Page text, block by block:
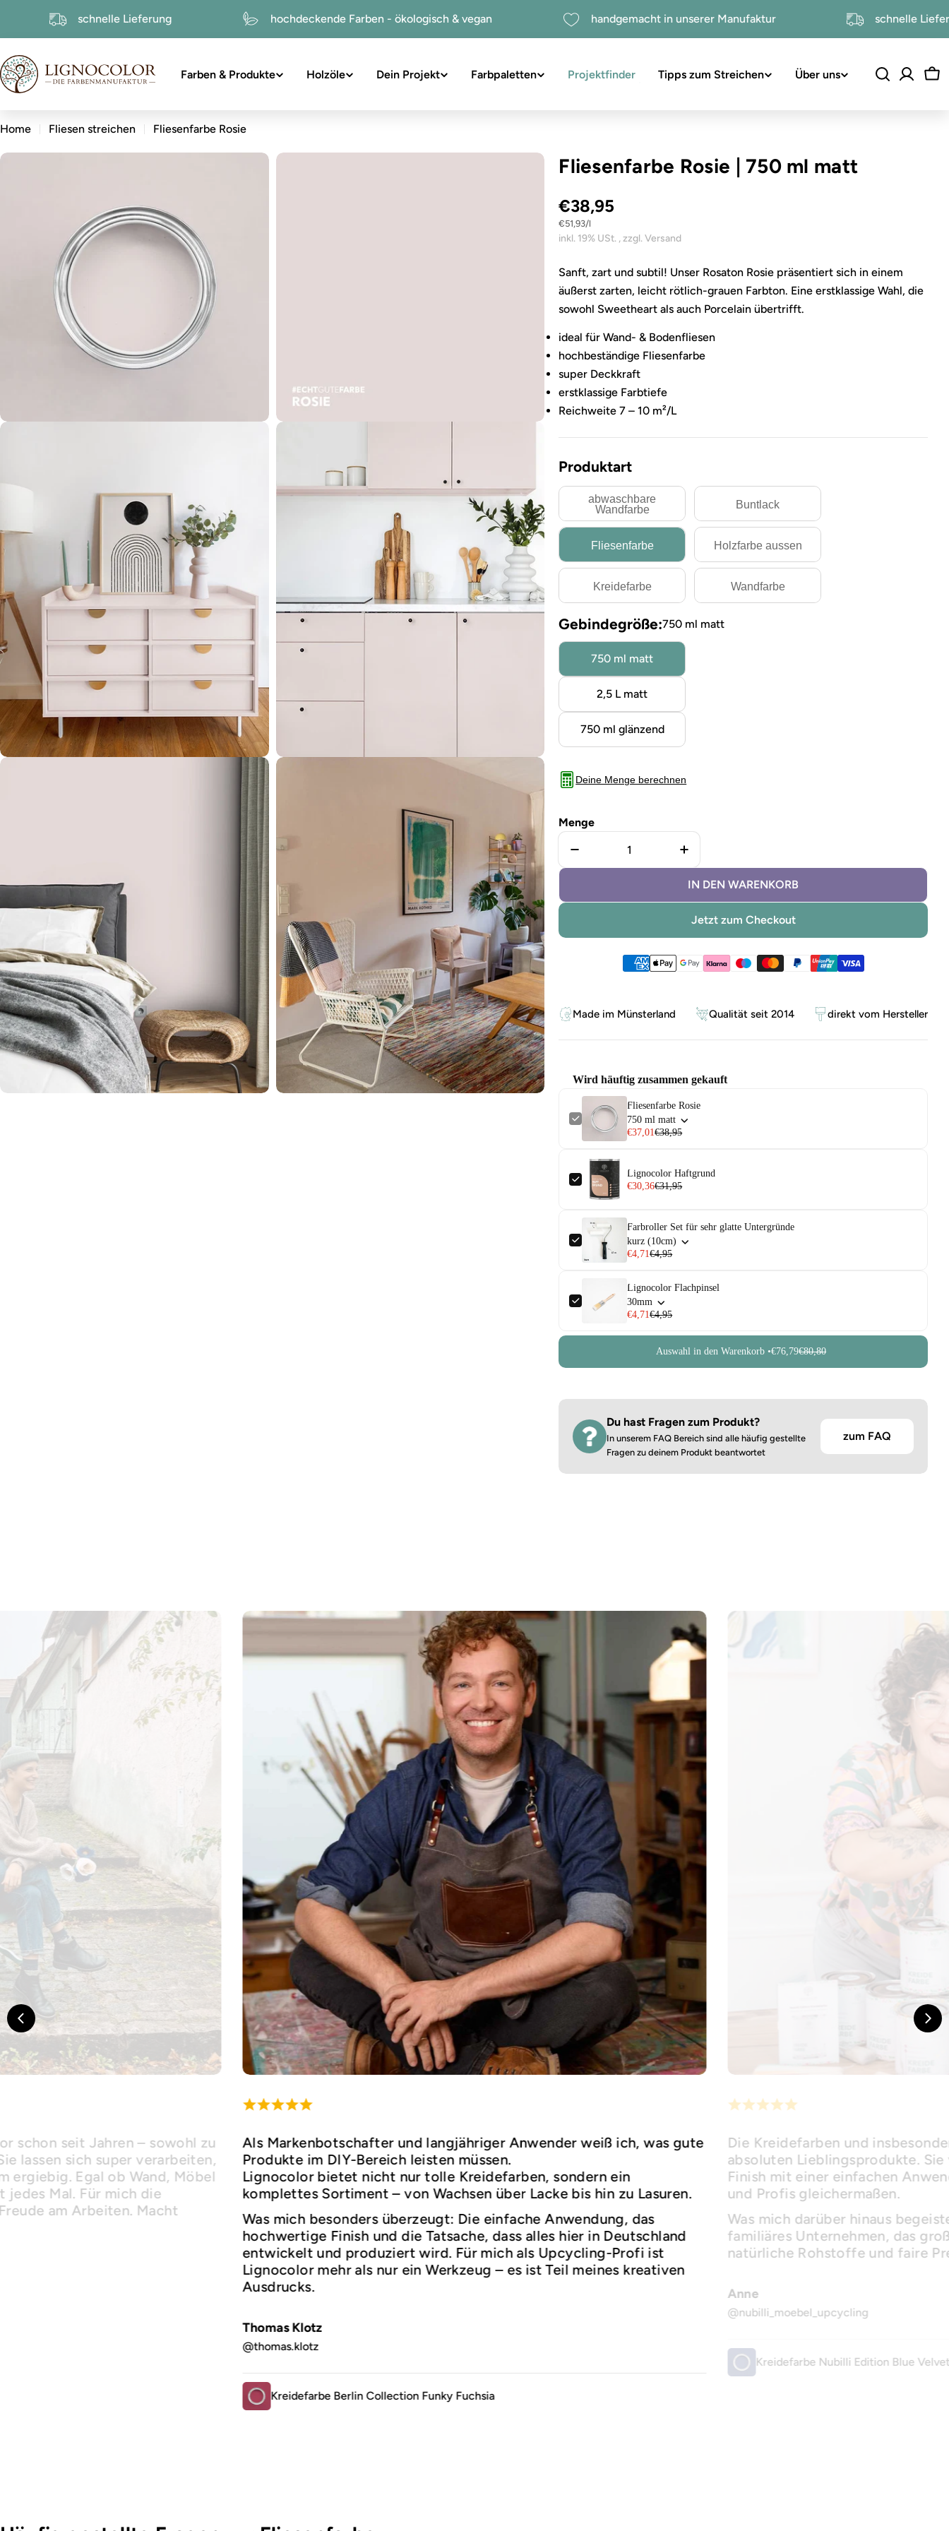
schnelle Lieferung hochdeckende Farben - ökologisch & vegan handgemacht in unserer Manufaktur
Farben & Produkte Holzöle Dein Projekt Farbpaletten Projektfinder Tipps zum Streichen Über uns
suchen
Home Fliesen streichen Fliesenfarbe Rosie
Sie das Medium 0 im Modalformat
Sie das Medium 2 im Modalformat Öffnen Sie das Medium 3 im Modalformat
Sie das Medium 4 im Modalformat Öffnen Sie das Medium 5 im Modalformat
Fliesenfarbe Rosie 750 ml matt
€38,95
Stückpreis
€51,93/
pro l
inkl. 19% USt. , zzgl. Versand
Sanft, zart und subtil! Unser Rosaton Rosie präsentiert sich in einem
äußerst zarten, leicht rötlich-grauen Farbton. Eine erstklassige Wahl, die
sowohl Sweetheart als auch Porcelain übertrifft.
ideal für Wand- & Bodenfliesen
hochbeständige Fliesenfarbe
super Deckkraft
erstklassige Farbtiefe
Reichweite 7 – 10 m²/L
Produktart
abwaschbare
Wandfarbe
Buntlack
Fliesenfarbe Holzfarbe aussen
Kreidefarbe Wandfarbe
Gebindegröße:750 ml matt
750 ml matt
2,5 L matt
750 ml glänzend
Deine Menge berechnen
Menge
Menge für Fliesenfarbe Rosie verringern
Menge für Fliesenfarbe Rosie erhöhen
IN DEN WARENKORB
Jetzt zum Checkout
Zahlungsmethoden
Made im Münsterland Qualität seit 2014 direkt vom Hersteller
Wird häuftig zusammen gekauft
Fliesenfarbe Rosie
750 ml matt
€37,01€38,95
Lignocolor Haftgrund
€30,36€31,95
Farbroller Set für sehr glatte Untergründe
kurz (10cm)
€4,71€4,95
Lignocolor Flachpinsel
30mm
€4,71€4,95
Auswahl in den Warenkorb •€76,79€80,80
Du hast Fragen zum Produkt?
In unserem FAQ Bereich sind alle häufig gestellte
Fragen zu deinem Produkt beantwortet
zum FAQ
schon seit Jahren – sowohl zu
lassen sich super verarbeiten,
ergiebig. Egal ob Wand, Möbel
jedes Mal. Für mich die
am Arbeiten. Macht
Als Markenbotschafter und langjähriger Anwender weiß ich, was gute
Produkte im DIY-Bereich leisten müssen.
Lignocolor bietet nicht nur tolle Kreidefarben, sondern ein
komplettes Sortiment – von Wachsen über Lacke bis hin zu Lasuren.
Was mich besonders überzeugt: Die einfache Anwendung, das
hochwertige Finish und die Tatsache, dass alles hier in Deutschland
entwickelt und produziert wird. Für mich als Upcycling-Profi ist
Lignocolor mehr als nur ein Werkzeug – es ist Teil meines kreativen
Ausdrucks.
Thomas Klotz
@thomas.klotz
Kreidefarbe Berlin Collection Funky Fuchsia
Die Kreidefarben und
absoluten Lieblingsprodukte.
Finish mit einer einfachen
und Profis gleichermaßen.
Was mich darüber hinaus
familiäres Unternehmen, das
natürliche Rohstoffe und faire
Anne
@nubilli_moebel_upcycling
Kreidefarbe Nubilli Edition Blue